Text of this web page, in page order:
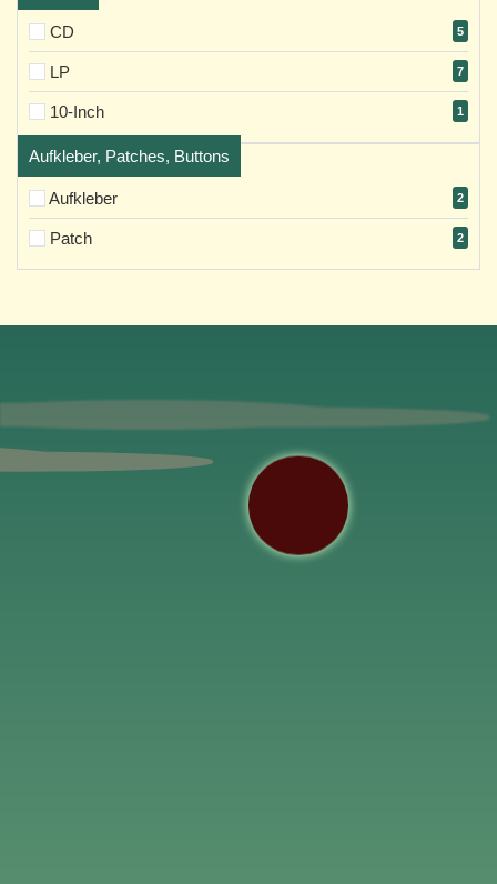
CD 5
LP 7
10-Inch 1
Aufkleber, Patches, Buttons
Aufkleber 2
Patch 2